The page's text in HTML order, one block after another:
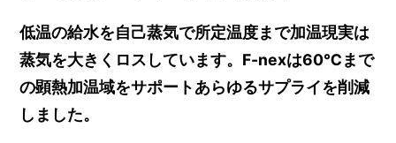
低温の給水を自己蒸気で所定温度まで加温現実は
蒸気を大きくロスしています。F-nexは60℃まで
の顕熱加温域をサポートあらゆるサプライを削減
しました。